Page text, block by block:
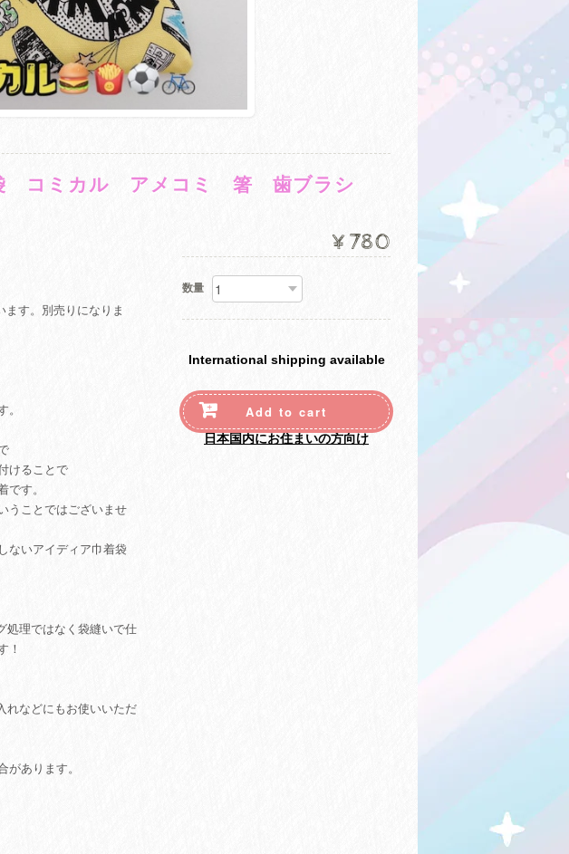
袋 コミカル アメコミ 箸 歯ブラシ
す。別売りになりま
。
けることで
です。
うことではございませ
ないアイディア巾着袋
処理ではなく袋縫いで仕
！
れなどにもお使いいただ
あります。
¥780
数量
International shipping available
Add to cart
日本国内にお住まいの方向け